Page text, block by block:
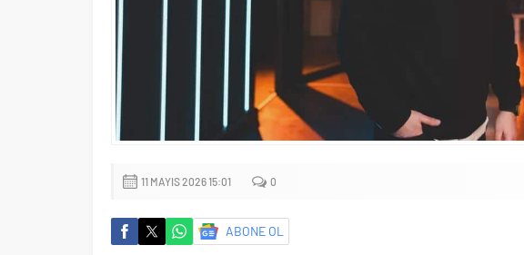
11 MAYIS 2026 15:01 0
ABONE OL